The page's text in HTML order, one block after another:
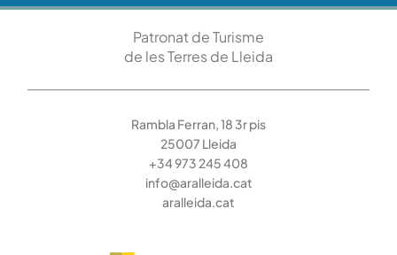
Patronat de Turisme
de les Terres de Lleida
Rambla Ferran, 18 3r pis
25007 Lleida
+34 973 245 408
info@aralleida.cat
aralleida.cat